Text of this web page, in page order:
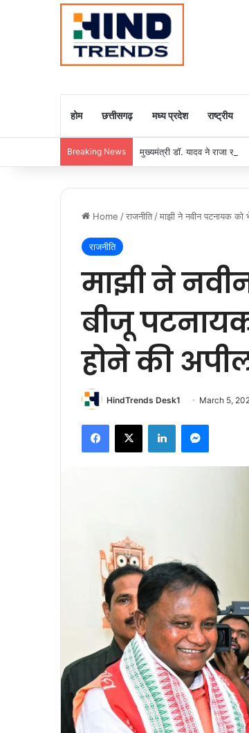
होम छत्तीसगढ़ मध्य प्रदेश राष्ट्रीय
Breaking News मुख्यमंत्री डॉ. यादव ने राजा
Home /राजनीति /माझी ने नवीन पटनायक को
राजनीति
माझी ने
बीजू
होने की
HindTrends Desk1 March 5,
Facebook
X LinkedIn